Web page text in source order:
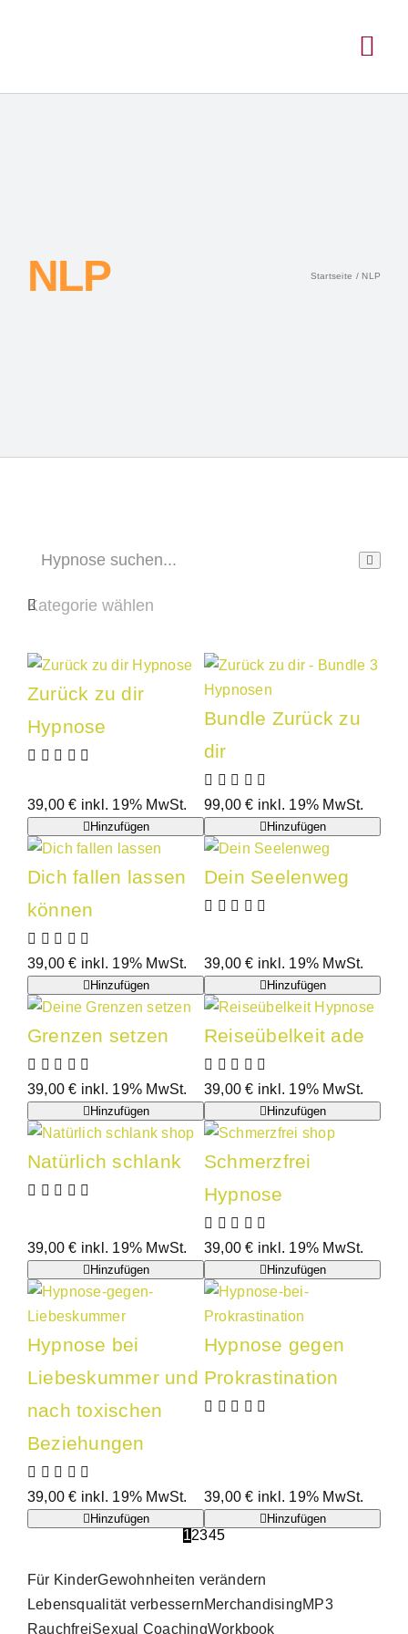
NLP Startseite NLP
Zurück zu dir
Hypnose
39,00€ inkl. 19% MwSt.
Hinzufügen
Bundle Zurück zu
dir
99,00€ inkl. 19% MwSt.
Hinzufügen
Dich fallen lassen
können
39,00€ inkl. 19% MwSt.
Hinzufügen
Dein Seelenweg
39,00€ inkl. 19% MwSt.
Hinzufügen
Grenzen setzen
39,00€ inkl. 19% MwSt.
Hinzufügen
Reiseübelkeit ade
39,00€ inkl. 19% MwSt.
Hinzufügen
Natürlich schlank
39,00€ inkl. 19% MwSt.
Hinzufügen
Schmerzfrei
Hypnose
39,00€ inkl. 19% MwSt.
Hinzufügen
Hypnose bei
Liebeskummer und
nach toxischen
Beziehungen
39,00€ inkl. 19% MwSt.
Hinzufügen
Hypnose gegen
Prokrastination
39,00€ inkl. 19% MwSt.
Hinzufügen
12345
Für KinderGewohnheiten verändern
Lebensqualität verbessernMerchandisingMP3
RauchfreiSexual CoachingWorkbook